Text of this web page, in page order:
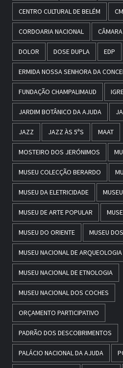
CENTRO CULTURAL DE BELÉM
CORDOARIA NACIONAL
DOLOR DOSE DUPLA EDP
ERMIDA NOSSA SENHORA DA
FUNDAÇÃO CHAMPALIMAUD
JARDIM BOTÂNICO DA AJUDA
JAZZ JAZZ ÀS 5ªS MAAT
MOSTEIRO DOS JERÓNIMOS
MUSEU COLECÇÃO BERARDO
MUSEU DA ELETRICIDADE
MUSEU DE ARTE POPULAR
MUSEU DO ORIENTE MUSEU
MUSEU NACIONAL DE ARQUEOLOGIA
MUSEU NACIONAL DE ETNOLOGIA
MUSEU NACIONAL DOS COCHES
ORÇAMENTO PARTICIPATIVO
PADRÃO DOS DESCOBRIMENTOS
PALÁCIO NACIONAL DA AJUDA